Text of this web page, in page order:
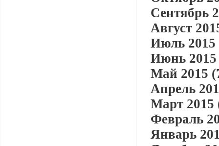
Сентябрь
Август
Июль 2015
Июнь 2015
Май 2015
Апрель
Март 2015
Февраль
Январь